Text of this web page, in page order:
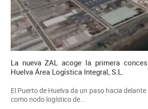
La nueva ZAL acoge la primera
Huelva Área Logística Integral, S.L.
El Puerto de Huelva da un paso hacia
como nodo logístico de...